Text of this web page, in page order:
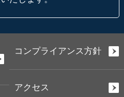
コンプライアンス方針
アクセス